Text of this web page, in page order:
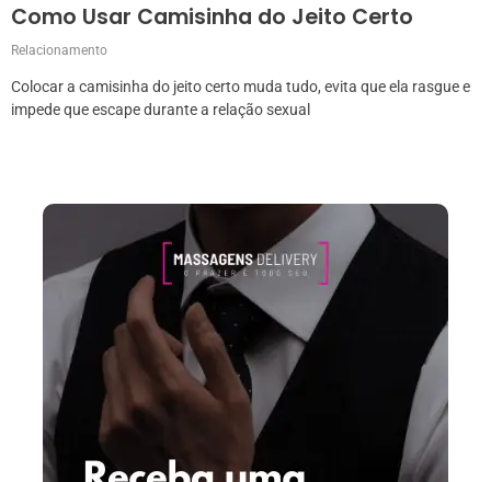
Como Usar Camisinha do Jeito Certo
Relacionamento
Colocar a camisinha do jeito certo muda tudo, evita que ela rasgue e
impede que escape durante a relação sexual